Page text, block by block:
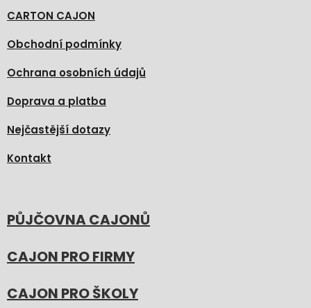
CARTON CAJON
Obchodní podmínky
Ochrana osobních údajů
Doprava a platba
Nejčastější dotazy
Kontakt
PŮJČOVNA CAJONŮ
CAJON PRO FIRMY
CAJON PRO ŠKOLY